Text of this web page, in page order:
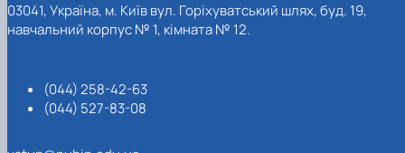
03041, Україна, м. Київ вул. Горіхуватський шлях, буд. 19,
навчальний корпус № 1, кімната № 12.
(044) 258-42-63
(044) 527-83-08